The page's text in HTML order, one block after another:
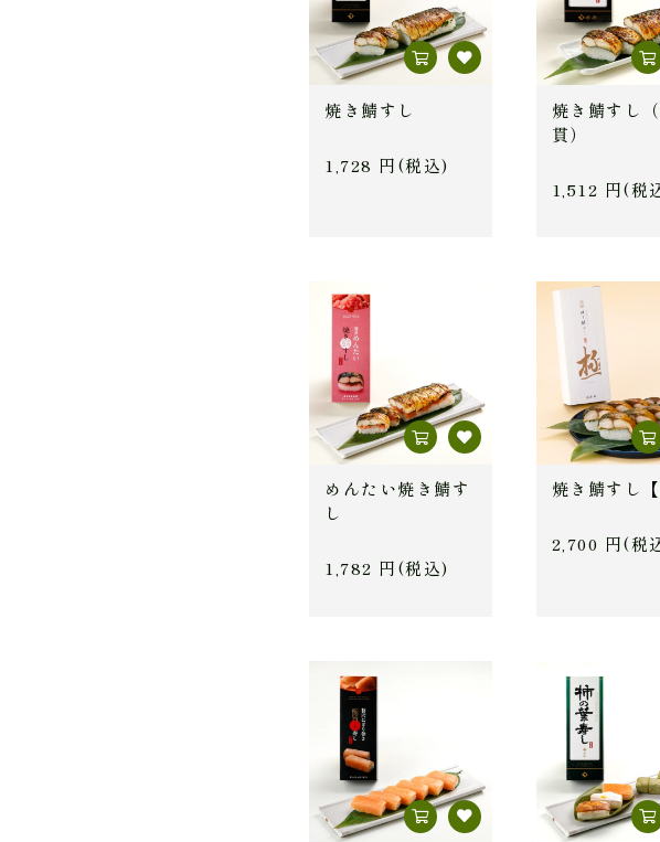
焼き鯖すし
1,728 円(税込)
焼き鯖すし
貫）
1,512 円(税
めんたい焼き鯖す
し
1,782 円(税込)
焼き鯖すし【
2,700 円(税